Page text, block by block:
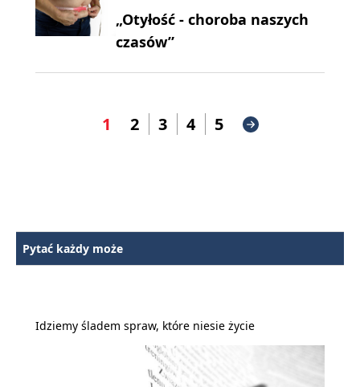
„Otyłość - choroba naszych
czasów”
1 2 3 4 5
Pytać każdy może
Idziemy śladem spraw, które niesie życie